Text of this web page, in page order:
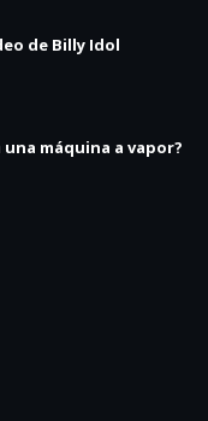
de Billy Idol
máquina a vapor?